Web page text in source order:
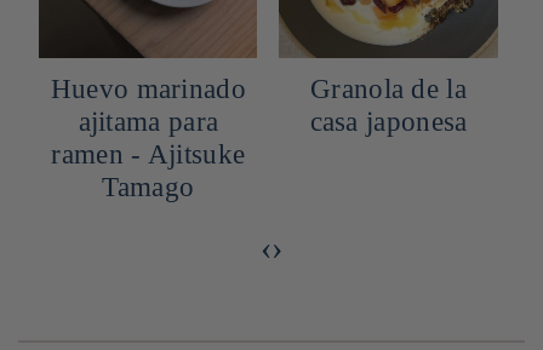
Huevo marinado
ajitama para
ramen - Ajitsuke
Tamago
Granola de la
casa japonesa
‹›